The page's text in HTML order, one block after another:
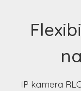
IP kamera